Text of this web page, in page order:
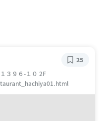
３９６-１０ 2F
25